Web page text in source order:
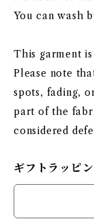
You can wash
This garment
Please note
spots, fading,
part of the
considered
ギフトラッ